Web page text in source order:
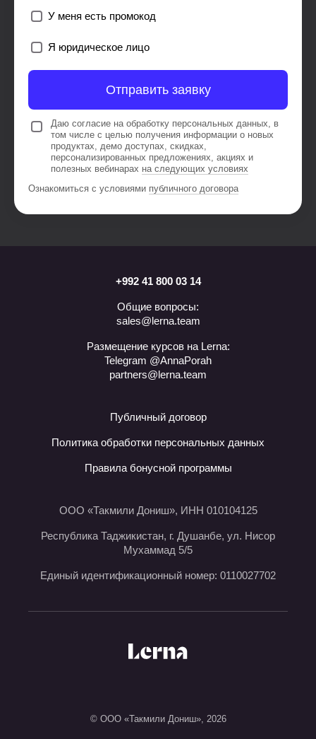
У меня есть промокод
Я юридическое лицо
Отправить заявку
Даю согласие на обработку персональных данных, в
том числе с целью получения информации о новых
продуктах, демо доступах, скидках,
персонализированных предложениях, акциях и
полезных вебинарах на следующих условиях
Ознакомиться с условиями публичного договора
+992 41 800 03 14
Общие вопросы:
sales@lerna.team
Размещение курсов на Lerna:
Telegram @AnnaPorah
partners@lerna.team
Публичный договор
Политика обработки персональных данных
Правила бонусной программы
ООО «Такмили Дониш», ИНН 010104125
Республика Таджикистан, г. Душанбе, ул. Нисор
Мухаммад 5/5
Единый идентификационный номер: 0110027702
© ООО «Такмили Дониш», 2026